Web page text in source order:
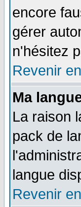
encore
gérer
n'hésitez
Revenir
Ma
La raison
pack de
langue
Revenir